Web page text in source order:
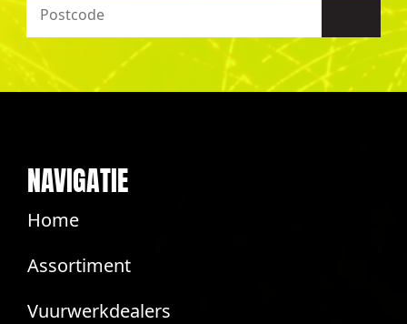
NAVIGATIE
Home
Assortiment
Vuurwerkdealers